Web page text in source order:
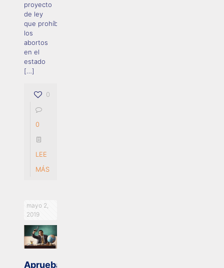
proyecto
de ley
que prohíbe
los
abortos
en el
estado
[…]
0
0
LEE
MÁS
mayo 2,
2019
Aprueban